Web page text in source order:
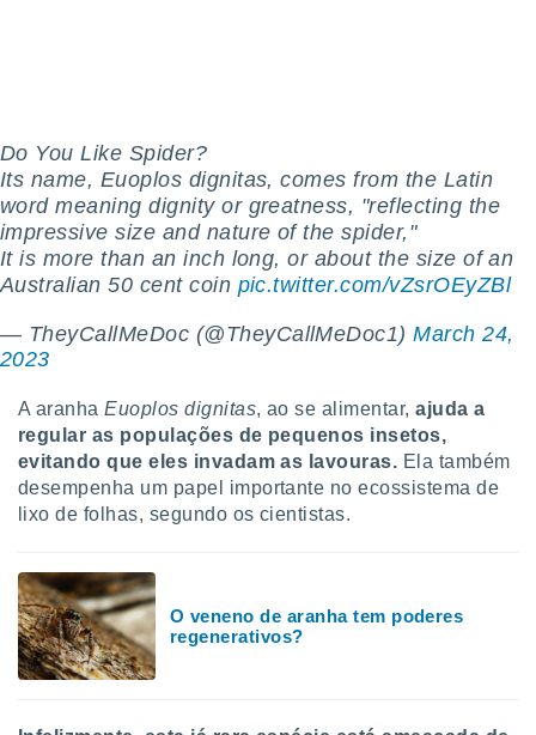
dados
estudos
e
de
1199
Do You Like Spider?
Its name, Euoplos dignitas, comes from the Latin
word meaning dignity or greatness, "reflecting the
impressive size and nature of the spider,"
It is more than an inch long, or about the size of an
Australian 50 cent coin pic.twitter.com/vZsrOEyZBl
— TheyCallMeDoc (@TheyCallMeDoc1)March 24,
2023
A aranhaEuoplos dignitas, ao se alimentar,ajuda a
regular as populações de pequenos insetos,
evitando que eles invadam as lavouras. Ela também
desempenha um papel importante no ecossistema de
lixo de folhas, segundo os cientistas.
O veneno de aranha tem poderes
regenerativos?